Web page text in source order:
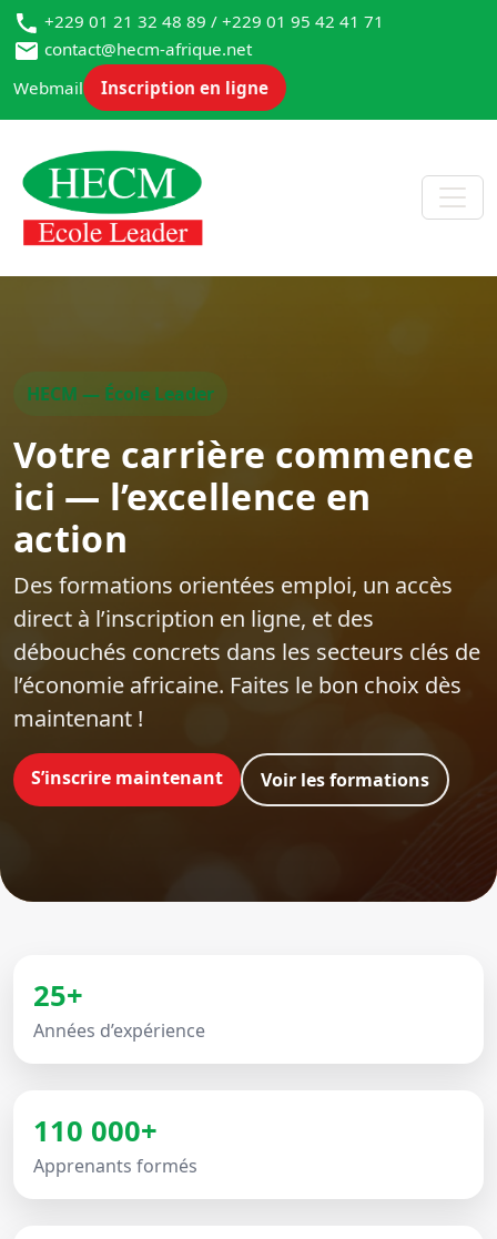
+229 01 21 32 48 89 / +229 01 95 42 41 71
contact@hecm-afrique.net
Webmail
Inscription en ligne
HECM — École Leader
Votre carrière commence
ici — l’excellence en
action
Des formations orientées emploi‍, un accès
direct à l’inscription en ligne, et des
débouchés concrets dans les secteurs clés de
l’économie africaine. Faites le bon choix dès
maintenant !
S’inscrire maintenant Voir les formations
25+
Années d’expérience
110 000+
Apprenants formés